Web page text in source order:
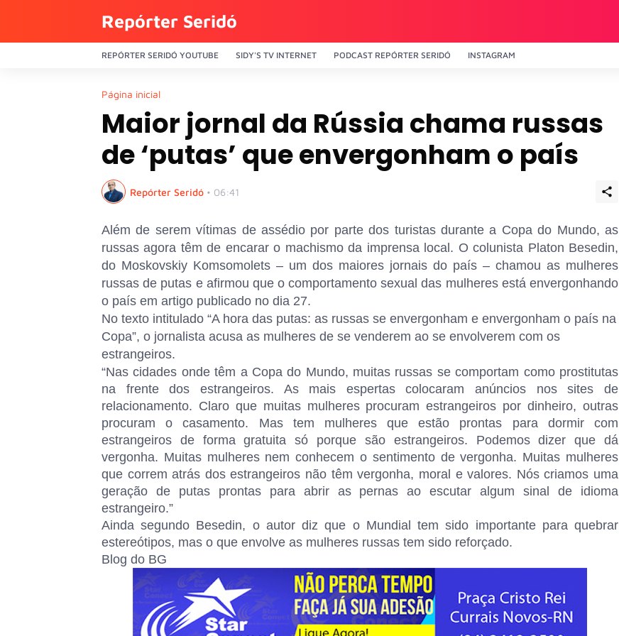
Repórter Seridó
REPÓRTER SERIDÓ YOUTUBE SIDY'S TV INTERNET PODCAST REPÓRTER SERIDÓ INSTAGRAM
Página inicial
Maior jornal da Rússia chama russas
de ‘putas’ que envergonham o país
Repórter Seridó • 06:41
Além de serem vítimas de assédio por parte dos turistas durante a Copa do Mundo, as
russas agora têm de encarar o machismo da imprensa local. O colunista Platon Besedin,
do Moskovskiy Komsomolets – um dos maiores jornais do país – chamou as mulheres
russas de putas e afirmou que o comportamento sexual das mulheres está envergonhando
o país em artigo publicado no dia 27.
No texto intitulado “A hora das putas: as russas se envergonham e envergonham o país na
Copa”, o jornalista acusa as mulheres de se venderem ao se envolverem com os
estrangeiros.
“Nas cidades onde têm a Copa do Mundo, muitas russas se comportam como prostitutas
na frente dos estrangeiros. As mais espertas colocaram anúncios nos sites de
relacionamento. Claro que muitas mulheres procuram estrangeiros por dinheiro, outras
procuram o casamento. Mas tem mulheres que estão prontas para dormir com
estrangeiros de forma gratuita só porque são estrangeiros. Podemos dizer que dá
vergonha. Muitas mulheres nem conhecem o sentimento de vergonha. Muitas mulheres
que correm atrás dos estrangeiros não têm vergonha, moral e valores. Nós criamos uma
geração de putas prontas para abrir as pernas ao escutar algum sinal de idioma
estrangeiro.”
Ainda segundo Besedin, o autor diz que o Mundial tem sido importante para quebrar
estereótipos, mas o que envolve as mulheres russas tem sido reforçado.
Blog do BG